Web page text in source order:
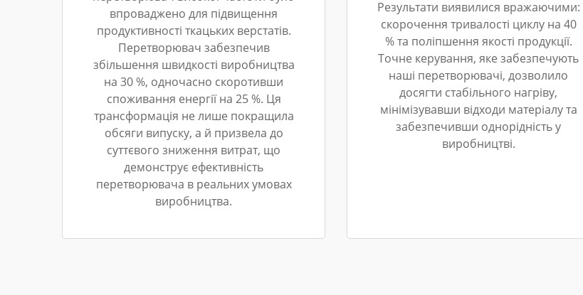
впроваджено для підвищення
продуктивності ткацьких верстатів.
Перетворювач забезпечив
збільшення швидкості виробництва
на 30 %, одночасно скоротивши
споживання енергії на 25 %. Ця
трансформація не лише покращила
обсяги випуску, а й призвела до
суттєвого зниження витрат, що
демонструє ефективність
перетворювача в реальних умовах
виробництва.
Результати виявилися вражаючими:
скорочення тривалості циклу на 40
% та поліпшення якості продукції.
Точне керування, яке забезпечують
наші перетворювачі, дозволило
досягти стабільного нагріву,
мінімізувавши відходи матеріалу та
забезпечивши однорідність у
виробництві.